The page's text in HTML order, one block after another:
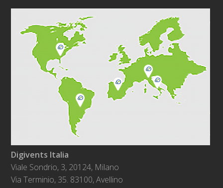
Digivents Italia
Viale Sondrio, 3, 20124, Milano
Via Terminio, 35. 83100, Avellino